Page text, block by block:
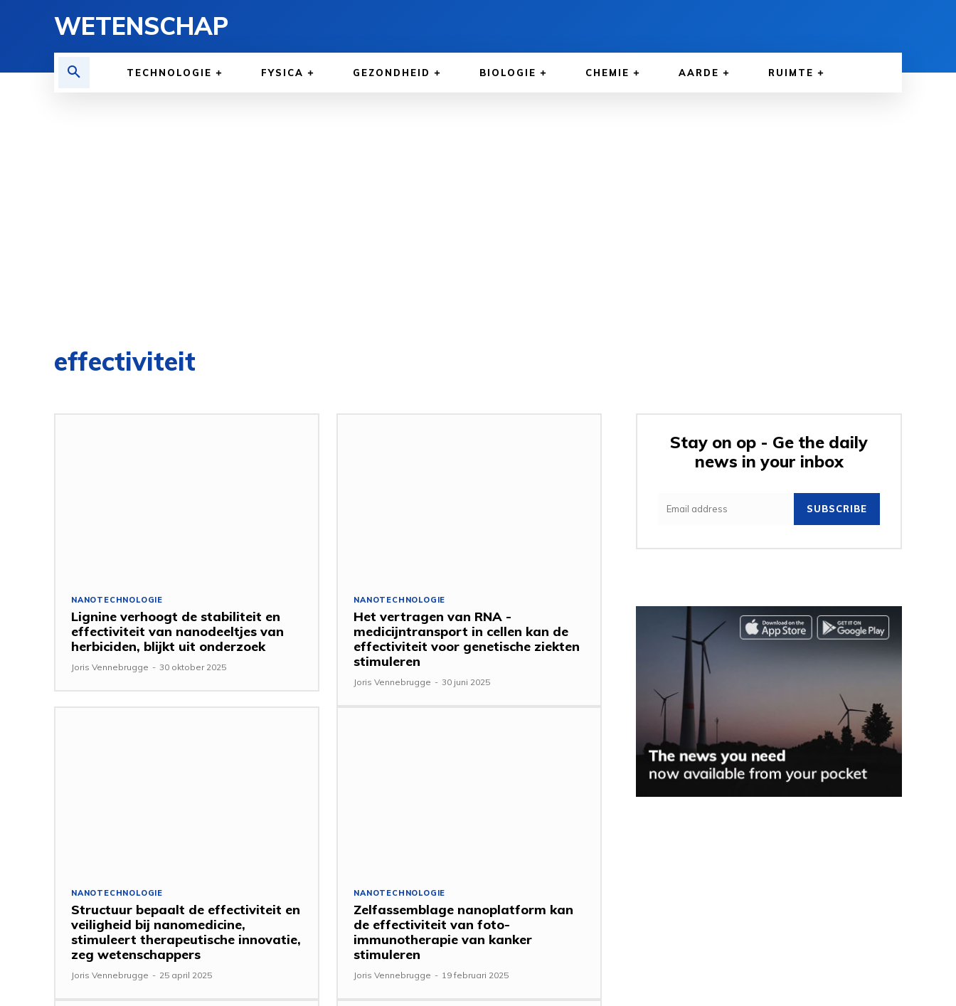
WETENSCHAP
TECHNOLOGIE FYSICA GEZONDHEID BIOLOGIE CHEMIE AARDE RUIMTE
effectiviteit
NANOTECHNOLOGIE
Lignine verhoogt de stabiliteit en
effectiviteit van nanodeeltjes van
herbiciden, blijkt uit onderzoek
Joris Vennebrugge - 30 oktober 2025
NANOTECHNOLOGIE
Het vertragen van RNA -
medicijntransport in cellen kan de
effectiviteit voor genetische ziekten
stimuleren
Joris Vennebrugge - 30 juni 2025
NANOTECHNOLOGIE
Structuur bepaalt de effectiviteit en
veiligheid bij nanomedicine,
stimuleert therapeutische innovatie,
zeg wetenschappers
Joris Vennebrugge - 25 april 2025
NANOTECHNOLOGIE
Zelfassemblage nanoplatform kan
de effectiviteit van foto-
immunotherapie van kanker
stimuleren
Joris Vennebrugge - 19 februari 2025
Stay on op - Ge the daily
news in your inbox
SUBSCRIBE